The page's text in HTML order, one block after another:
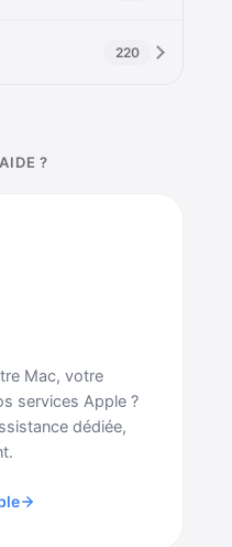
220
?
Mac, votre
services Apple ?
dédiée,